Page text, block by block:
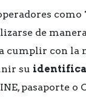
como
de
cumplir con la
su
pasaporte o